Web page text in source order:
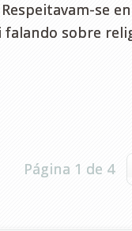
se
falando sobre
Página 1 de 4